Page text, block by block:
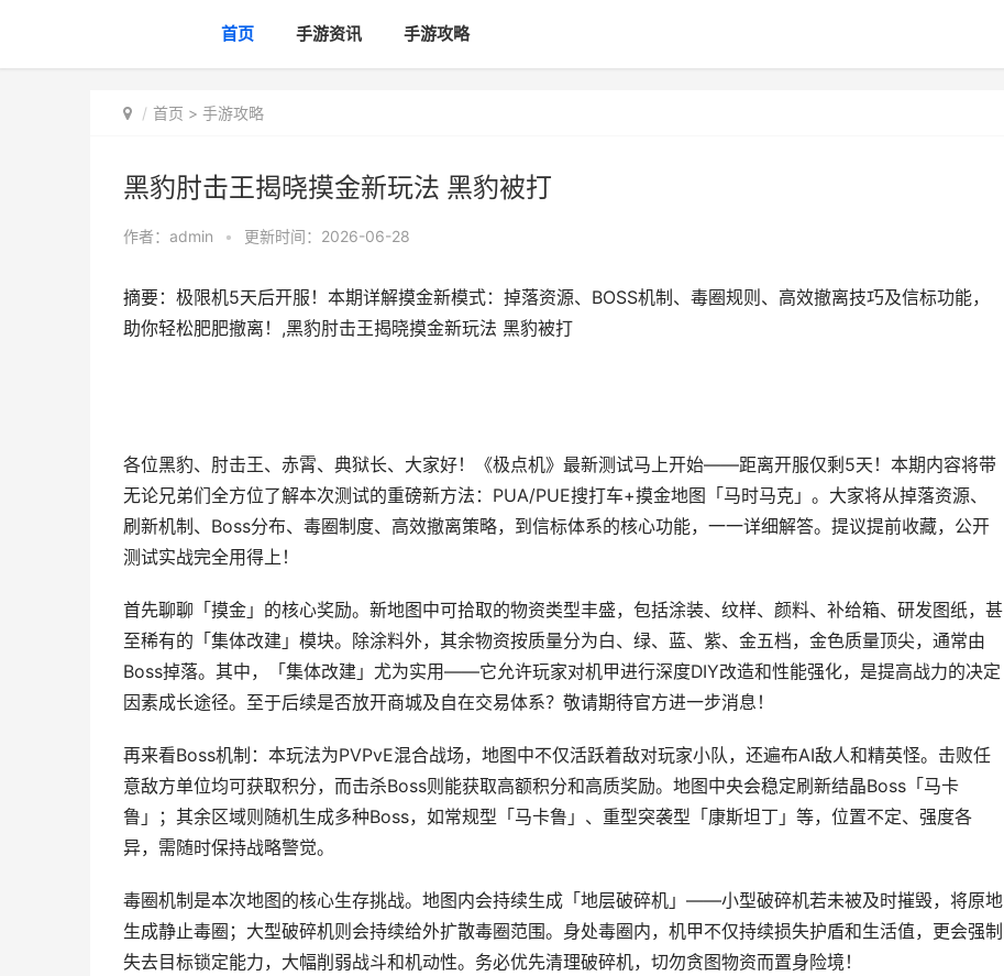
首页 手游资讯 手游攻略
首页 > 手游攻略
黑豹肘击王揭晓摸金新玩法 黑豹被打
作者： admin • 更新时间：2026-06-28
摘要：极限机5天后开服！本期详解摸金新模式：掉落资源、BOSS机制、毒圈规则、高效撤离技巧及信标功能，
助你轻松肥肥撤离！,黑豹肘击王揭晓摸金新玩法 黑豹被打
各位黑豹、肘击王、赤霄、典狱长、大家好！《极点机》最新测试马上开始——距离开服仅剩5天！本期内容将带
无论兄弟们全方位了解本次测试的重磅新方法：PUA/PUE搜打车+摸金地图「马时马克」。大家将从掉落资源、
刷新机制、Boss分布、毒圈制度、高效撤离策略，到信标体系的核心功能，一一详细解答。提议提前收藏，公开
测试实战完全用得上！
首先聊聊「摸金」的核心奖励。新地图中可拾取的物资类型丰盛，包括涂装、纹样、颜料、补给箱、研发图纸，甚
至稀有的「集体改建」模块。除涂料外，其余物资按质量分为白、绿、蓝、紫、金五档，金色质量顶尖，通常由
Boss掉落。其中，「集体改建」尤为实用——它允许玩家对机甲进行深度DIY改造和性能强化，是提高战力的决定
因素成长途径。至于后续是否放开商城及自在交易体系？敬请期待官方进一步消息！
再来看Boss机制：本玩法为PVPvE混合战场，地图中不仅活跃着敌对玩家小队，还遍布AI敌人和精英怪。击败任
意敌方单位均可获取积分，而击杀Boss则能获取高额积分和高质奖励。地图中央会稳定刷新结晶Boss「马卡
鲁」；其余区域则随机生成多种Boss，如常规型「马卡鲁」、重型突袭型「康斯坦丁」等，位置不定、强度各
异，需随时保持战略警觉。
毒圈机制是本次地图的核心生存挑战。地图内会持续生成「地层破碎机」——小型破碎机若未被及时摧毁，将原地
生成静止毒圈；大型破碎机则会持续给外扩散毒圈范围。身处毒圈内，机甲不仅持续损失护盾和生活值，更会强制
失去目标锁定能力，大幅削弱战斗和机动性。务必优先清理破碎机，切勿贪图物资而置身险境！